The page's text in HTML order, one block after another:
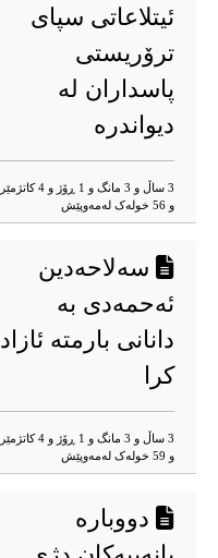
ئیتلاعاتی سپای
ترۆریستی
پاسداران لە
دیواندره
3 ساڵ و 3 مانگ و 1 ڕۆژ و 4 کاتژمێر
و 56 خوله‌ک له‌مه‌وپێش‌
سەلاحەدین
ئەحمەدی بە
دانانی بارمتە ئازاد
کرا
3 ساڵ و 3 مانگ و 1 ڕۆژ و 4 کاتژمێر
و 59 خوله‌ک له‌مه‌وپێش‌
دووبارە